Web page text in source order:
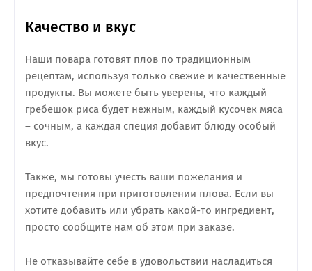
Качество и вкус
Наши повара готовят плов по традиционным
рецептам, используя только свежие и качественные
продукты. Вы можете быть уверены, что каждый
гребешок риса будет нежным, каждый кусочек мяса
– сочным, а каждая специя добавит блюду особый
вкус.
Также, мы готовы учесть ваши пожелания и
предпочтения при приготовлении плова. Если вы
хотите добавить или убрать какой-то ингредиент,
просто сообщите нам об этом при заказе.
Не отказывайте себе в удовольствии насладиться